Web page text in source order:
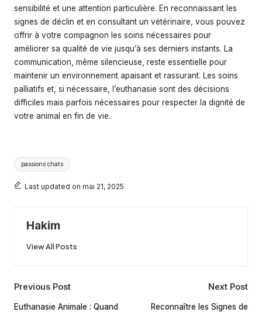
sensibilité et une attention particulière. En reconnaissant les
signes de déclin et en consultant un vétérinaire, vous pouvez
offrir à votre compagnon les soins nécessaires pour
améliorer sa qualité de vie jusqu’à ses derniers instants. La
communication, même silencieuse, reste essentielle pour
maintenir un environnement apaisant et rassurant. Les soins
palliatifs et, si nécessaire, l’euthanasie sont des décisions
difficiles mais parfois nécessaires pour respecter la dignité de
votre animal en fin de vie.
Tags:
passions chats
Last updated on mai 21, 2025
Hakim
View All Posts
Post
Previous Post
Euthanasie Animale : Quand
Next Post
Reconnaître les Signes de